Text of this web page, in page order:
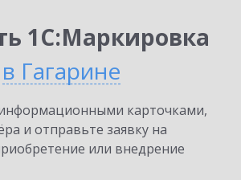
1С:Маркировка
в Гагарине
карточками,
и отправьте заявку на
или внедрение